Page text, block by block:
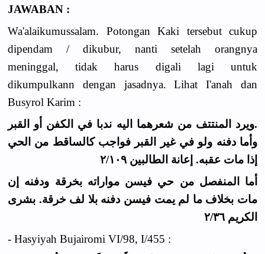
JAWABAN :
Wa'alaikumussalam. Potongan Kaki tersebut cukup
dipendam / dikubur, nanti setelah orangnya
meninggal, tidak harus digali lagi untuk
dikumpulkann dengan jasadnya. Lihat I'anah dan
Busyrol Karim :
.ويرد المنتتف من شعرهما اليه ندبا في الكفن أو القبر
وأما دفنه ولو في غير القبر فواجب كالساقط من الحي
إذا مات عقبه. إعانة الطالبين ٢/١٠٩
أما المنفصل من حي فيسن مواراته بخرقة ودفنه إن
مات بخلاف ما لم يمت فيسن دفنه بلا لف خرقة. بشرى
الكريم ٢/٣٦
- Hasyiyah Bujairomi VI/98, I/455 :